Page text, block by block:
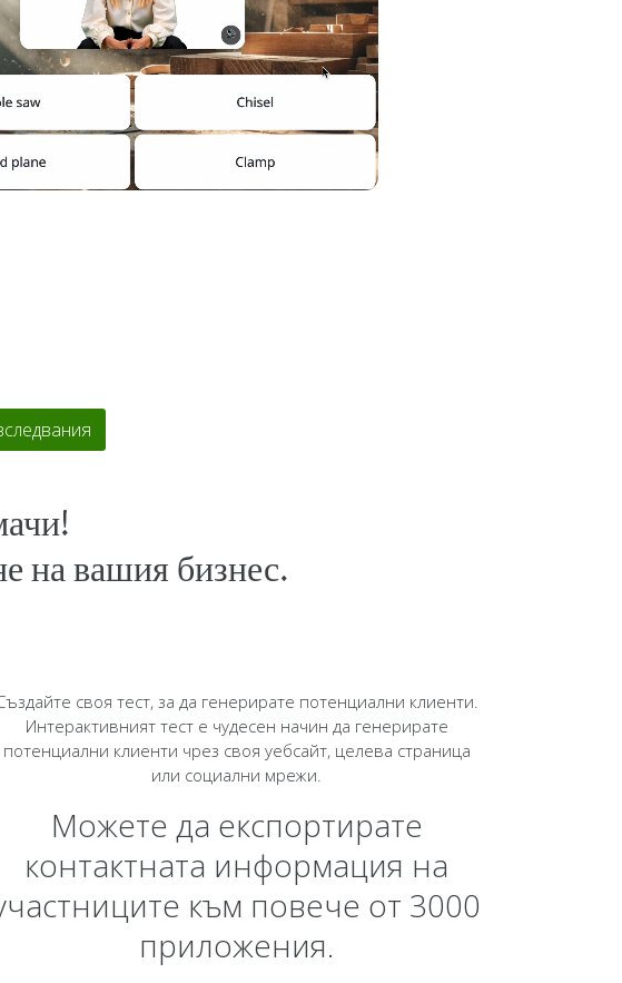
на вашия бизнес.
своя тест, за да генерирате потенциални клиенти.
Интерактивният тест е чудесен начин да генерирате
потенциални клиенти чрез своя уебсайт, целева страница
или социални мрежи.
Можете да експортирате
контактната информация на
към повече от 3000
приложения.